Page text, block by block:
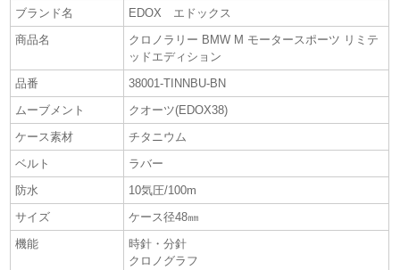
ブランド名
EDOX エドックス
商品名
クロノラリー BMW M モータースポーツ リミテ
ッドエディション
品番
38001-TINNBU-BN
ムーブメント
クオーツ(EDOX38)
ケース素材
チタニウム
ベルト
ラバー
防水
10気圧/100m
サイズ
ケース径48㎜
機能
時針・分針
クロノグラフ